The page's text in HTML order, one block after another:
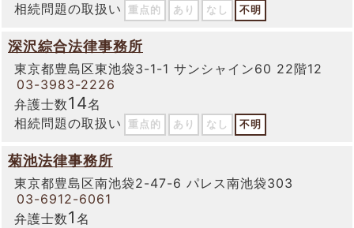
相続問題の取扱い
重点的 あり なし 不明
深沢綜合法律事務所
東京都豊島区東池袋3-1-1 サンシャイン60 22階12
03-3983-2226
弁護士数14名
相続問題の取扱い
重点的 あり なし 不明
菊池法律事務所
東京都豊島区南池袋2-47-6 パレス南池袋303
03-6912-6061
弁護士数1 名